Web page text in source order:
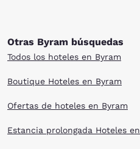
Otras Byram búsquedas
Todos los hoteles en Byram
Boutique Hoteles en Byram
Ofertas de hoteles en Byram
Estancia prolongada Hoteles